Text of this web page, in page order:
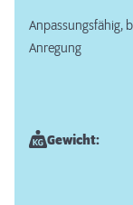
Anpassungsfähig,
Anregung
Gewicht: